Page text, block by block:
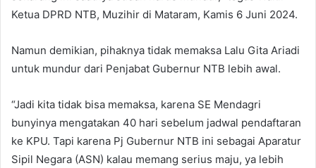
Ketua DPRD NTB, Muzihir di Mataram, Kamis 6 Juni 2024.
Namun demikian, pihaknya tidak memaksa Lalu Gita Ariadi
untuk mundur dari Penjabat Gubernur NTB lebih awal.
“Jadi kita tidak bisa memaksa, karena SE Mendagri
bunyinya mengatakan 40 hari sebelum jadwal pendaftaran
ke KPU. Tapi karena Pj Gubernur NTB ini sebagai Aparatur
Sipil Negara (ASN) kalau memang serius maju, ya lebih